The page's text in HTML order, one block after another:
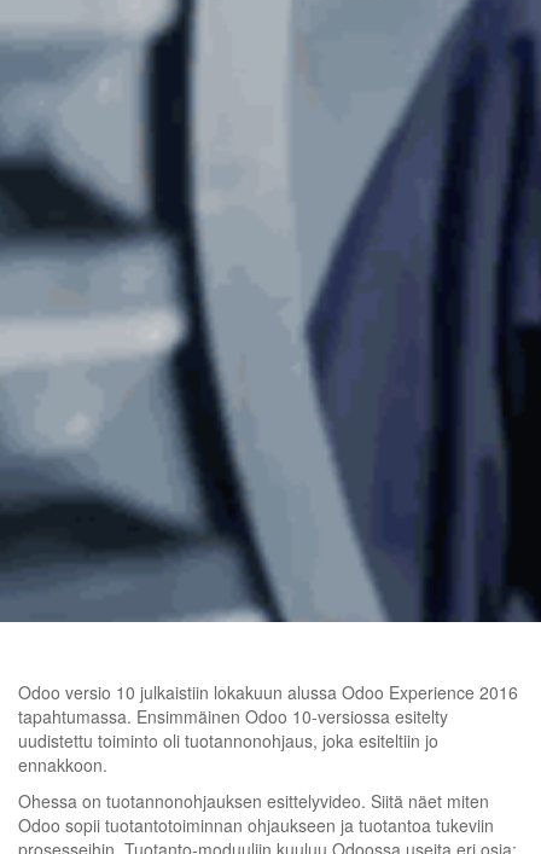
Odoo versio 10 julkaistiin lokakuun alussa Odoo Experience 2016
tapahtumassa. Ensimmäinen Odoo 10-versiossa esitelty
uudistettu toiminto oli tuotannonohjaus, joka esiteltiin jo
ennakkoon.
Ohessa on tuotannonohjauksen esittelyvideo. Siitä näet miten
Odoo sopii tuotantotoiminnan ohjaukseen ja tuotantoa tukeviin
prosesseihin. Tuotanto-moduuliin kuuluu Odoossa useita eri osia: